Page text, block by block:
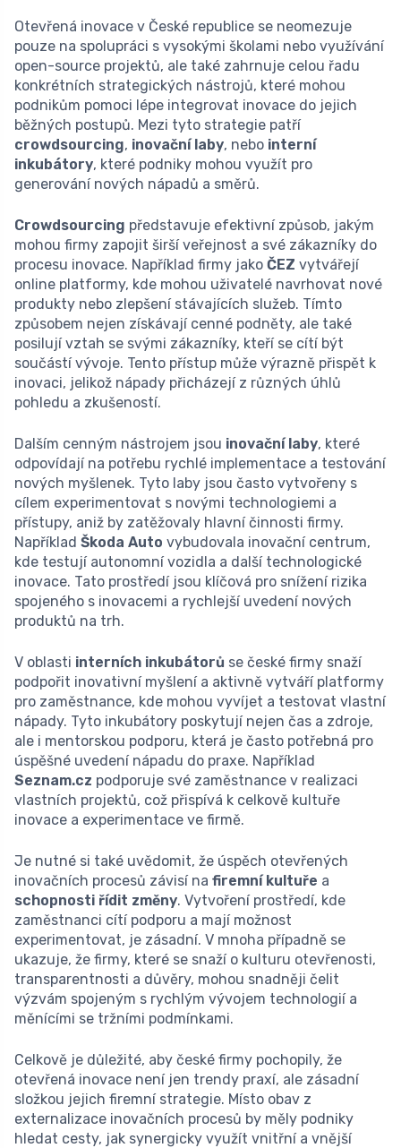
Otevřená inovace v České republice se neomezuje
pouze na spolupráci s vysokými školami nebo využívání
open-source projektů, ale také zahrnuje celou řadu
konkrétních strategických nástrojů, které mohou
podnikům pomoci lépe integrovat inovace do jejich
běžných postupů. Mezi tyto strategie patří
crowdsourcing, inovační laby, nebo interní
inkubátory, které podniky mohou využít pro
generování nových nápadů a směrů.
Crowdsourcing představuje efektivní způsob, jakým
mohou firmy zapojit širší veřejnost a své zákazníky do
procesu inovace. Například firmy jako ČEZ vytvářejí
online platformy, kde mohou uživatelé navrhovat nové
produkty nebo zlepšení stávajících služeb. Tímto
způsobem nejen získávají cenné podněty, ale také
posilují vztah se svými zákazníky, kteří se cítí být
součástí vývoje. Tento přístup může výrazně přispět k
inovaci, jelikož nápady přicházejí z různých úhlů
pohledu a zkušeností.
Dalším cenným nástrojem jsou inovační laby, které
odpovídají na potřebu rychlé implementace a testování
nových myšlenek. Tyto laby jsou často vytvořeny s
cílem experimentovat s novými technologiemi a
přístupy, aniž by zatěžovaly hlavní činnosti firmy.
Například Škoda Auto vybudovala inovační centrum,
kde testují autonomní vozidla a další technologické
inovace. Tato prostředí jsou klíčová pro snížení rizika
spojeného s inovacemi a rychlejší uvedení nových
produktů na trh.
V oblasti interních inkubátorů se české firmy snaží
podpořit inovativní myšlení a aktivně vytváří platformy
pro zaměstnance, kde mohou vyvíjet a testovat vlastní
nápady. Tyto inkubátory poskytují nejen čas a zdroje,
ale i mentorskou podporu, která je často potřebná pro
úspěšné uvedení nápadu do praxe. Například
Seznam.cz podporuje své zaměstnance v realizaci
vlastních projektů, což přispívá k celkově kultuře
inovace a experimentace ve firmě.
Je nutné si také uvědomit, že úspěch otevřených
inovačních procesů závisí na firemní kultuře a
schopnosti řídit změny. Vytvoření prostředí, kde
zaměstnanci cítí podporu a mají možnost
experimentovat, je zásadní. V mnoha případně se
ukazuje, že firmy, které se snaží o kulturu otevřenosti,
transparentnosti a důvěry, mohou snadněji čelit
výzvám spojeným s rychlým vývojem technologií a
měnícími se tržními podmínkami.
Celkově je důležité, aby české firmy pochopily, že
otevřená inovace není jen trendy praxí, ale zásadní
složkou jejich firemní strategie. Místo obav z
externalizace inovačních procesů by měly podniky
hledat cesty, jak synergicky využít vnitřní a vnější